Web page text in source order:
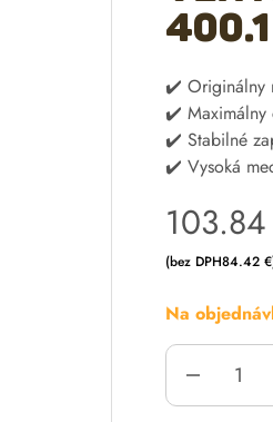
400.1
✔️ Originálny
✔️ Maximálny
✔️ Stabilné
✔️ Vysoká
103.84
(bez DPH84.42 €
Na